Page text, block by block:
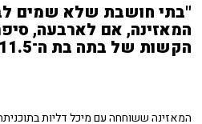
"בתי חושבת שלא שמים
המאזינה, אם לארבעה,
הקשות של בתה בת ה־11.5 בבית